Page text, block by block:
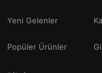
Yeni Gelenler
Popüler Ürünler